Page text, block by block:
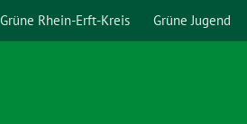
Grüne Rhein-Erft-Kreis Grüne Jugend